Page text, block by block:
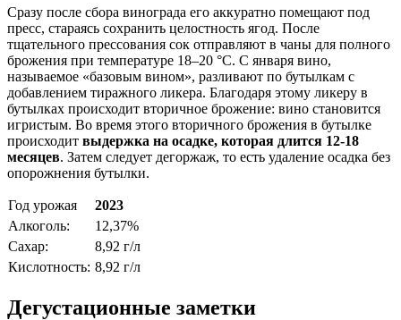
Сразу после сбора винограда его аккуратно помещают под
пресс, стараясь сохранить целостность ягод. После
тщательного прессования сок отправляют в чаны для полного
брожения при температуре 18–20 °C. С января вино,
называемое «базовым вином», разливают по бутылкам с
добавлением тиражного ликера. Благодаря этому ликеру в
бутылках происходит вторичное брожение: вино становится
игристым. Во время этого вторичного брожения в бутылке
происходит выдержка на осадке, которая длится 12-18
месяцев. Затем следует дегоржаж, то есть удаление осадка без
опорожнения бутылки.
Год урожая
2023
Алкоголь:
12,37%
Сахар:
8,92 г/л
Кислотность: 8,92 г/л
Дегустационные заметки